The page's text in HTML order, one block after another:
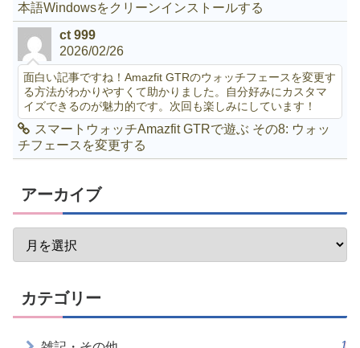
本語Windowsをクリーンインストールする
ct 999
2026/02/26
面白い記事ですね！Amazfit GTRのウォッチフェースを変更す
る方法がわかりやすくて助かりました。自分好みにカスタマ
イズできるのが魅力的です。次回も楽しみにしています！
スマートウォッチAmazfit GTRで遊ぶ その8: ウォッ
チフェースを変更する
アーカイブ
カテゴリー
1